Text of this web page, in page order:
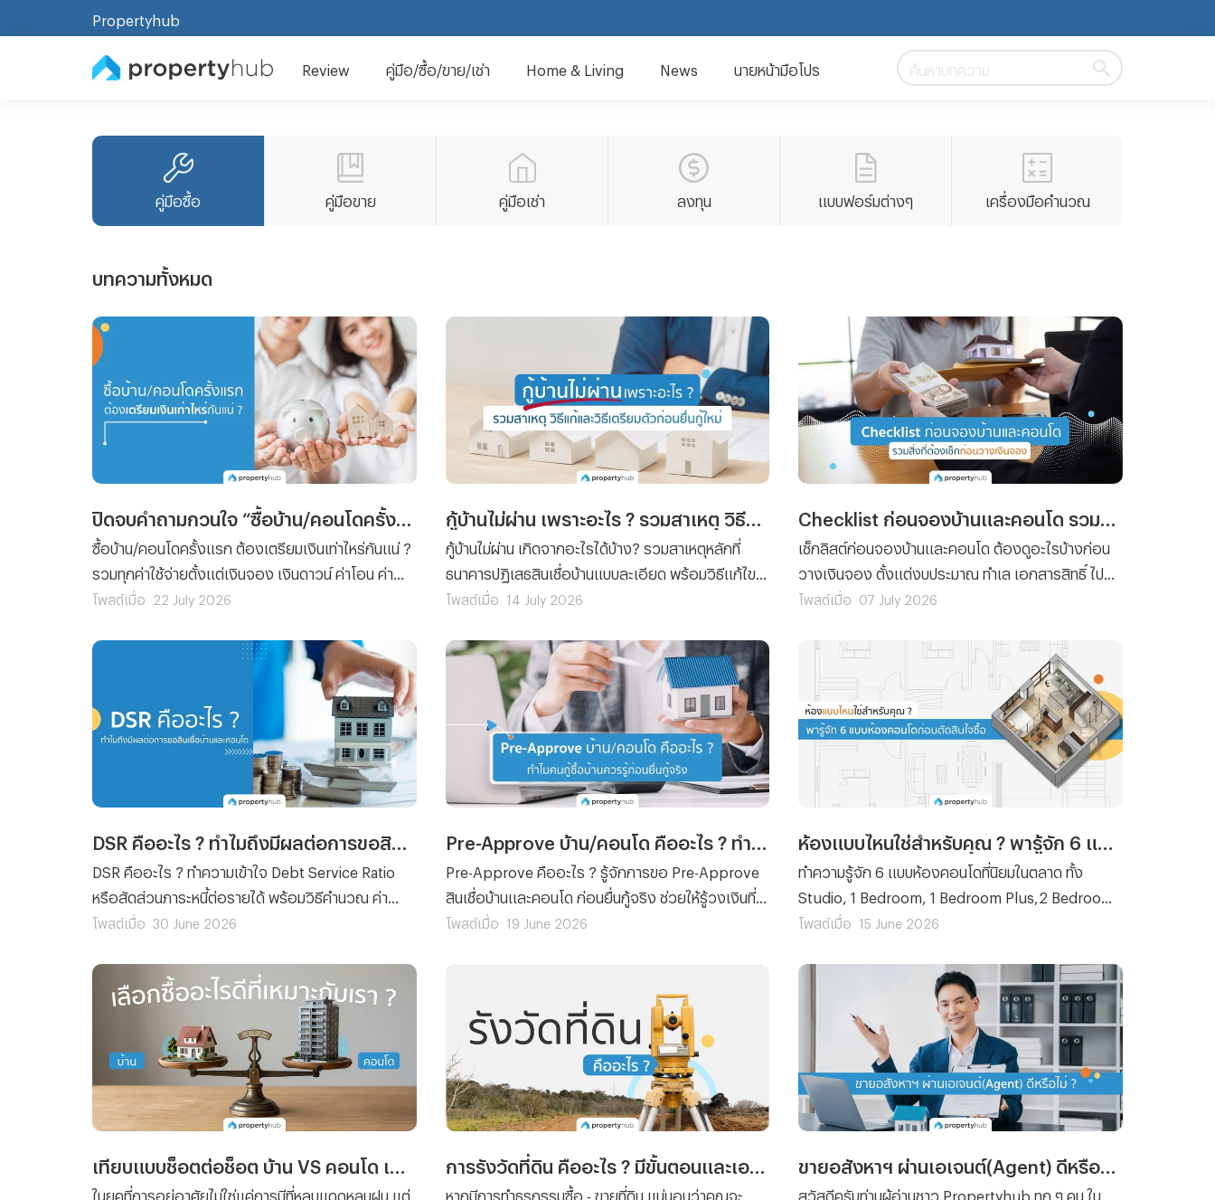
Propertyhub
Review คู่มือ/ซื้อ/ขาย/เช่า Home & Living News นายหน้ามือโปร ค้นหาบทความ
คู่มือซื้อ คู่มือขาย คู่มือเช่า ลงทุน แบบฟอร์มต่างๆ เครื่องมือคำนวณ
บทความทั้งหมด
ซื้อบ้าน/คอนโดครั้งแรก ต้องเตรียมเงินเท่าไหร่กันแน่ ?
รวมทุกค่าใช้จ่ายตั้งแต่เงินจอง เงินดาวน์ ค่าโอน ค่า
จดจำนอง ไปจนถึงเงินสำรองหลังย้ายเข้าอยู่ พร้อม
อ่านจบ ซื้อบ้านได้อย่างมั่นใจ
โพสต์เมื่อ 22 July 2026
กู้บ้านไม่ผ่าน เพราะอะไร ? รวมสาเหตุ วิธีแก้และวิธีเตรียมตัวก่อนยื่นกู้ใหม่
กู้บ้านไม่ผ่าน เกิดจากอะไรได้บ้าง? รวมสาเหตุหลักที่
ธนาคารปฏิเสธสินเชื่อบ้านแบบละเอียด พร้อมวิธีแก้ไขที
ละขั้นตอน และเทคนิคเตรียมตัวก่อนยื่นกู้ใหม่ให้ผ่านฉลุย
โพสต์เมื่อ 14 July 2026
เช็กลิสต์ก่อนจองบ้านและคอนโด ต้องดูอะไรบ้างก่อน
วางเงินจอง ตั้งแต่งบประมาณ ทำเล เอกสารสิทธิ์ ไป
จนถึงสัญญาจะซื้อจะขาย อ่านจบจองได้อย่างมั่นใจ
โพสต์เมื่อ 07 July 2026
DSR คืออะไร ? ทำความเข้าใจ Debt Service Ratio
หรือสัดส่วนภาระหนี้ต่อรายได้ พร้อมวิธีคำนวณ ค่า
DSR ที่เหมาะสม และเหตุผลว่าทำไม DSR จึงมีผลต่อการ
โพสต์เมื่อ 30 June 2026
Pre-Approve คืออะไร ? รู้จักการขอ Pre-Approve
สินเชื่อบ้านและคอนโด ก่อนยื่นกู้จริง ช่วยให้รู้วงเงินที่
ได้รับ วางแผนการเงินได้แม่นยำและเพิ่มโอกาสกู้ผ่าน
โพสต์เมื่อ 19 June 2026
ทำความรู้จัก 6 แบบห้องคอนโดที่นิยมในตลาด ทั้ง
Studio, 1 Bedroom, 1 Bedroom Plus,2 Bedroom,
Duplex และ Penthouse พร้อมข้อดีของแต่ละแบบ
โพสต์เมื่อ 15 June 2026
ในยุคที่การอยู่อาศัยไม่ใช่แค่การมีที่หลบแดดหลบฝน แต่ หากมีการทำธุรกรรมซื้อ - ขายที่ดิน แน่นอนว่าคุณจะ สวัสดีครับท่านผู้อ่านชาว Propertyhub ทุก ๆ คน ใน